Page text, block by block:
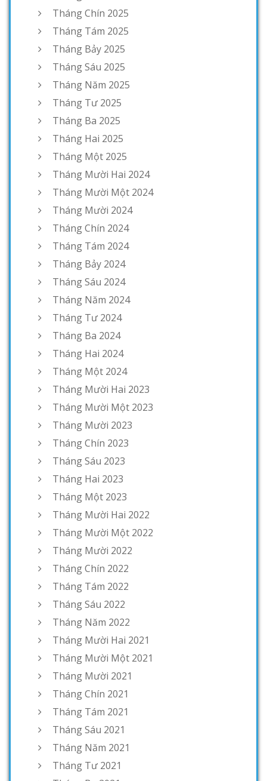
Tháng Chín 2025
Tháng Tám 2025
Tháng Bảy 2025
Tháng Sáu 2025
Tháng Năm 2025
Tháng Tư 2025
Tháng Ba 2025
Tháng Hai 2025
Tháng Một 2025
Tháng Mười Hai 2024
Tháng Mười Một 2024
Tháng Mười 2024
Tháng Chín 2024
Tháng Tám 2024
Tháng Bảy 2024
Tháng Sáu 2024
Tháng Năm 2024
Tháng Tư 2024
Tháng Ba 2024
Tháng Hai 2024
Tháng Một 2024
Tháng Mười Hai 2023
Tháng Mười Một 2023
Tháng Mười 2023
Tháng Chín 2023
Tháng Sáu 2023
Tháng Hai 2023
Tháng Một 2023
Tháng Mười Hai 2022
Tháng Mười Một 2022
Tháng Mười 2022
Tháng Chín 2022
Tháng Tám 2022
Tháng Sáu 2022
Tháng Năm 2022
Tháng Mười Hai 2021
Tháng Mười Một 2021
Tháng Mười 2021
Tháng Chín 2021
Tháng Tám 2021
Tháng Sáu 2021
Tháng Năm 2021
Tháng Tư 2021